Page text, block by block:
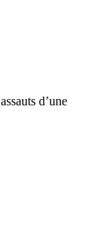
d’une